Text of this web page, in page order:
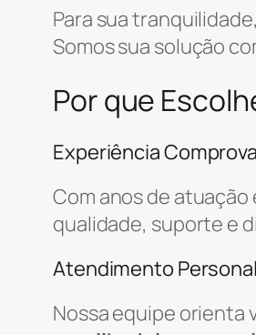
Para sua
Somos sua solução
Por que
Experiência
Com anos de atuação
qualidade, suporte e
Atendimento
Nossa equipe orienta